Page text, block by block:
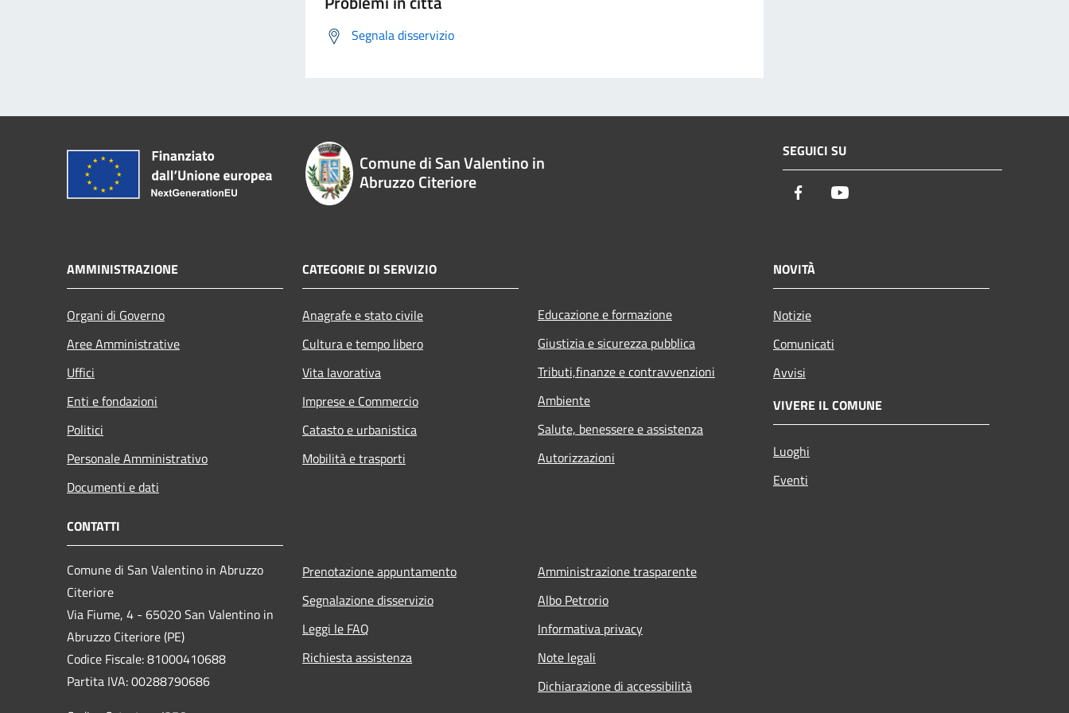
Segnala disservizio
Comune di San Valentino in
Abruzzo Citeriore
SEGUICI SU
Facebook
AMMINISTRAZIONE
Organi di Governo
Aree Amministrative
Uffici
Enti e fondazioni
Politici
Personale Amministrativo
Documenti e dati
CATEGORIE DI SERVIZIO
Anagrafe e stato civile
Cultura e tempo libero
Vita lavorativa
Imprese e Commercio
Catasto e urbanistica
Mobilità e trasporti
Educazione e formazione
Giustizia e sicurezza pubblica
Tributi,finanze e contravvenzioni
Ambiente
Salute, benessere e assistenza
Autorizzazioni
NOVITÀ
Notizie
Comunicati
Avvisi
VIVERE IL COMUNE
Luoghi
Eventi
CONTATTI
Comune di San Valentino in Abruzzo
Citeriore
Via Fiume, 4 - 65020 San Valentino in
Abruzzo Citeriore (PE)
Codice Fiscale: 81000410688
Partita IVA: 00288790686
Prenotazione appuntamento
Segnalazione disservizio
Leggi le FAQ
Richiesta assistenza
Amministrazione trasparente
Albo Petrorio
Informativa privacy
Note legali
Dichiarazione di accessibilità